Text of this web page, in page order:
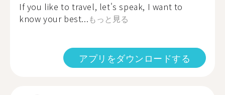
If you like to travel, let's speak, I want to
know your best...もっと見る
アプリをダウンロードする